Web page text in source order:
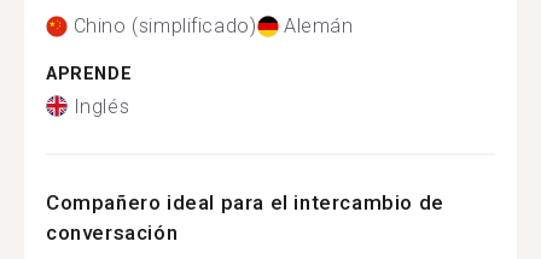
Chino (simplificado) Alemán
APRENDE
Inglés
Compañero ideal para el intercambio de
conversación